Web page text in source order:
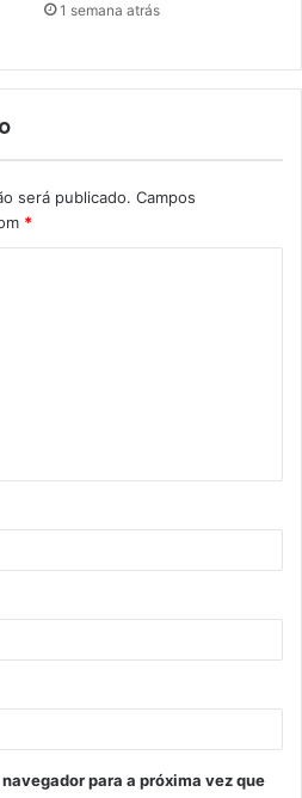
1 semana atrás
será publicado. Campos
*
para a próxima vez que